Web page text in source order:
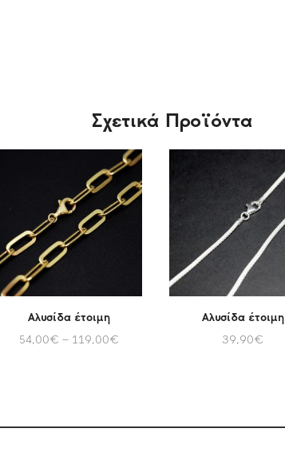
Σχετικά Προϊόντα
Αλυσίδα έτοιμη
54,00€ – 119,00€
Αλυσίδα έτοιμη
39,90€